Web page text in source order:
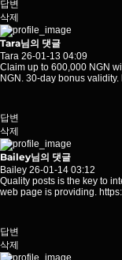
답변
삭제
Tara님의 댓글
Tara 26-01-13 04:09
Claim up to 600,000 NGN
NGN. 30-day bonus validity.
답변
삭제
Bailey님의 댓글
Bailey 26-01-14 03:12
Quality posts is the key to
web page is providing.
답변
삭제